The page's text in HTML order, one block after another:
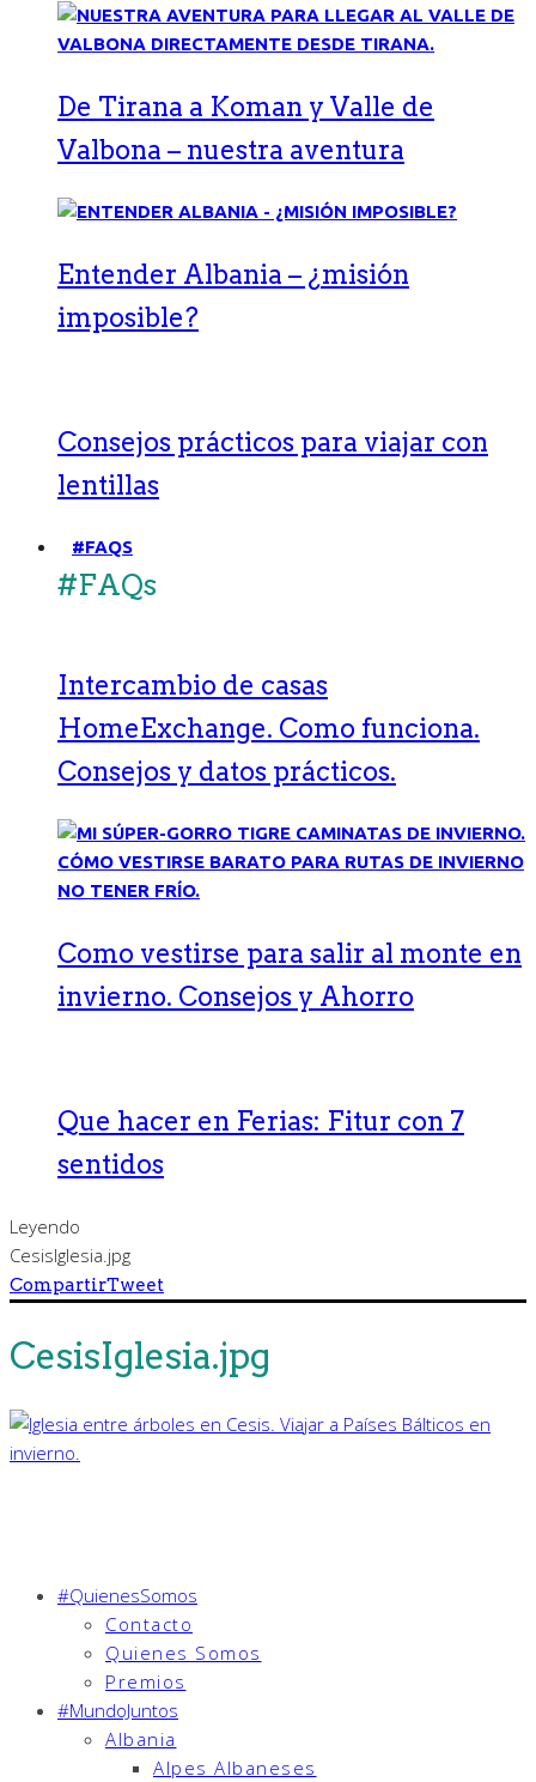
De Tirana a Koman y Valle de
Valbona – nuestra aventura
Entender Albania – ¿misión
imposible?
Consejos prácticos para viajar con
lentillas
#FAQS
#FAQs
Intercambio de casas
HomeExchange. Como funciona.
Consejos y datos prácticos.
Como vestirse para salir al monte en
invierno. Consejos y Ahorro
Que hacer en Ferias: Fitur con 7
sentidos
Leyendo
CesisIglesia.jpg
CompartirTweet
CesisIglesia.jpg
#QuienesSomos
Contacto
Quienes Somos
Premios
#MundoJuntos
Albania
Alpes Albaneses